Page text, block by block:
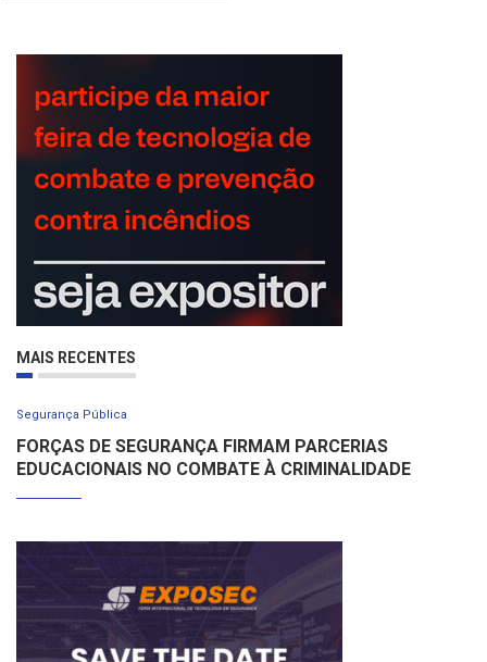
MAIS RECENTES
Segurança Pública
FORÇAS DE SEGURANÇA FIRMAM PARCERIAS
EDUCACIONAIS NO COMBATE À CRIMINALIDADE